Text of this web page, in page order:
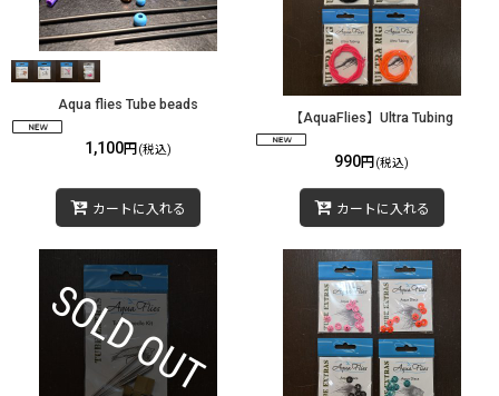
Aqua flies Tube beads
1,100円 (税込)
カートに入れる
【AquaFlies】Ultra Tubing
990円 (税込)
カートに入れる